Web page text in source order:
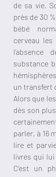
de sa vie.
près de 30
bébé
cerveau
l’absence
substance
un transfert
Alors que
dès son
parler, à 16
lire et
livres qui
C’est un